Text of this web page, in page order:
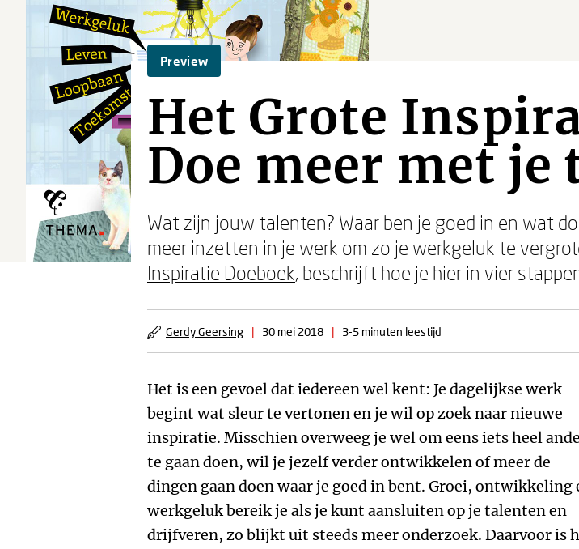
Preview
Het Grote
Doe meer met je
Wat zijn jouw talenten? Waar ben je goed in en wat
meer inzetten in je werk om zo je werkgeluk te
Inspiratie Doeboek, beschrijft hoe je hier in vier
Gerdy Geersing | 30 mei 2018 | 3-5 minuten leestijd
Het is een gevoel dat iedereen wel kent: Je dagelijkse werk
begint wat sleur te vertonen en je wil op zoek naar nieuwe
inspiratie. Misschien overweeg je wel om eens iets heel
te gaan doen, wil je jezelf verder ontwikkelen of meer de
dingen gaan doen waar je goed in bent. Groei, ontwikkeling
werkgeluk bereik je als je kunt aansluiten op je talenten en
drijfveren, zo blijkt uit steeds meer onderzoek. Daarvoor is